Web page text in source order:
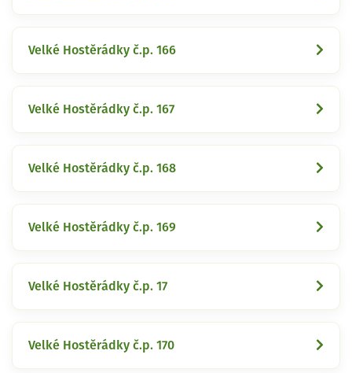
Velké Hostěrádky č.p. 166
Velké Hostěrádky č.p. 167
Velké Hostěrádky č.p. 168
Velké Hostěrádky č.p. 169
Velké Hostěrádky č.p. 17
Velké Hostěrádky č.p. 170